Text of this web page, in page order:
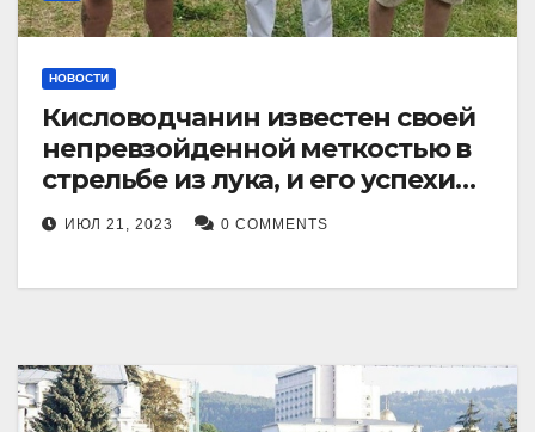
НОВОСТИ
Кисловодчанин известен своей
непревзойденной меткостью в
стрельбе из лука, и его успехи
прославили его в
Ставропольском крае.
ИЮЛ 21, 2023 0 COMMENTS